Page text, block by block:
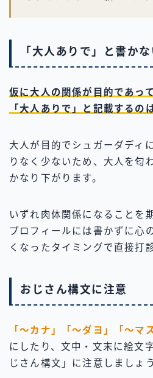
「大人ありで」と書かな
仮に大人の関係が目的であっ
「大人ありで」と記載するの
大人が目的でシュガーダディ
りなく少ないため、大人を匂
かなり下がります。
いずれ肉体関係になることを
プロフィールには書かずに心
くなったタイミングで直接打
おじさん構文に注意
「〜カナ」「〜ダヨ」「〜マ
にしたり、文中・文末に絵文
じさん構文」に注意しましょう